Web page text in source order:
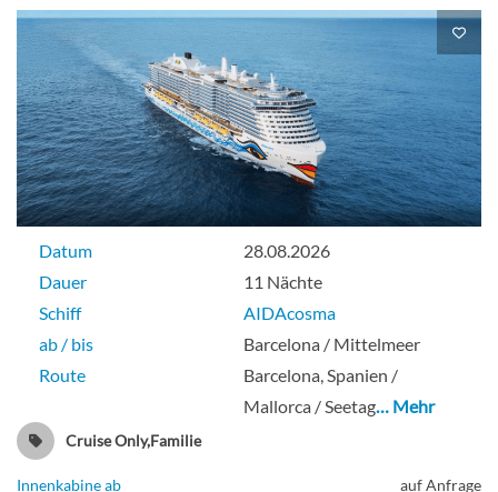
Datum
28.08.2026
Dauer
11 Nächte
Schiff
AIDAcosma
ab / bis
Barcelona / Mittelmeer
Route
Barcelona, Spanien /
Mallorca / Seetag… Mehr
Cruise Only,Familie
Innenkabine ab
auf Anfrage